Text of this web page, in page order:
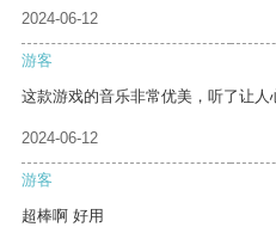
2024-06-12
游客
这款游戏的音乐非常优美，听了让人
2024-06-12
游客
超棒啊 好用